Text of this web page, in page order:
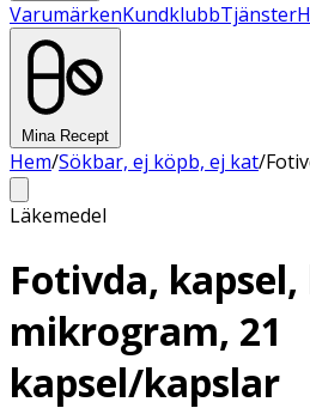
VarumärkenKundklubbTjänster
Mina Recept
Hem/Sökbar, ej köpb, ej kat/
Läkemedel
Fotivda, kapsel,
mikrogram, 21
kapsel/kapslar